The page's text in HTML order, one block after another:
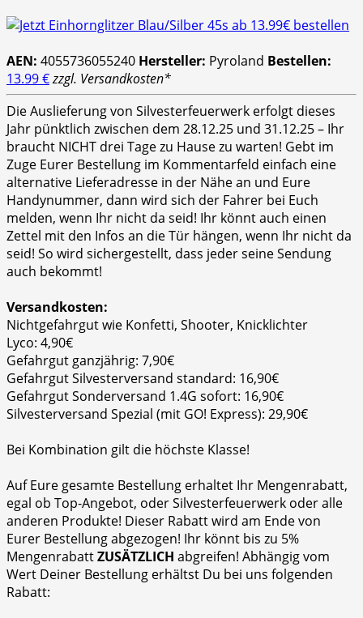
AEN: 4055736055240 Hersteller: Pyroland Bestellen:
13.99 €zzgl. Versandkosten*
Die Auslieferung von Silvesterfeuerwerk erfolgt dieses
Jahr pünktlich zwischen dem 28.12.25 und 31.12.25 – Ihr
braucht NICHT drei Tage zu Hause zu warten! Gebt im
Zuge Eurer Bestellung im Kommentarfeld einfach eine
alternative Lieferadresse in der Nähe an und Eure
Handynummer, dann wird sich der Fahrer bei Euch
melden, wenn Ihr nicht da seid! Ihr könnt auch einen
Zettel mit den Infos an die Tür hängen, wenn Ihr nicht da
seid! So wird sichergestellt, dass jeder seine Sendung
auch bekommt!
Versandkosten:
Nichtgefahrgut wie Konfetti, Shooter, Knicklichter
Lyco: 4,90€
Gefahrgut ganzjährig: 7,90€
Gefahrgut Silvesterversand standard: 16,90€
Gefahrgut Sonderversand 1.4G sofort: 16,90€
Silvesterversand Spezial (mit GO! Express): 29,90€
Bei Kombination gilt die höchste Klasse!
Auf Eure gesamte Bestellung erhaltet Ihr Mengenrabatt,
egal ob Top-Angebot, oder Silvesterfeuerwerk oder alle
anderen Produkte! Dieser Rabatt wird am Ende von
Eurer Bestellung abgezogen! Ihr könnt bis zu 5%
MengenrabattZUSÄTZLICH abgreifen! Abhängig vom
Wert Deiner Bestellung erhältst Du bei uns folgenden
Rabatt: